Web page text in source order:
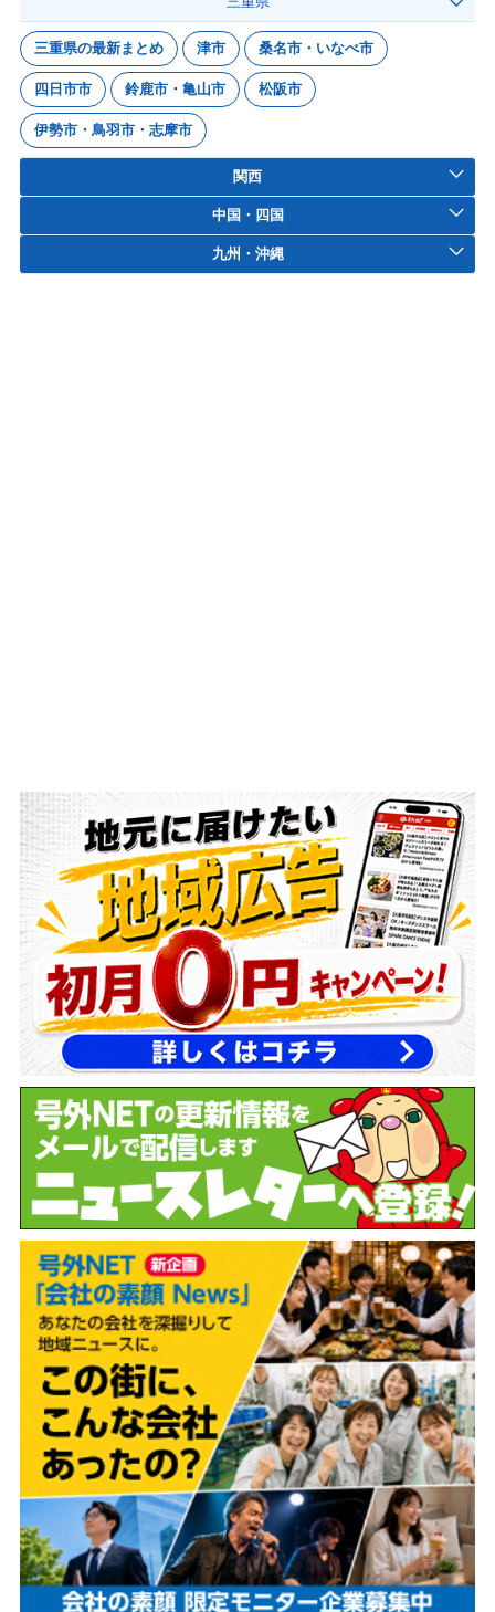
三重県の最新まとめ 津市 桑名市・いなべ市
四日市市 鈴鹿市・亀山市 松阪市
伊勢市・鳥羽市・志摩市
関西
中国・四国
九州・沖縄